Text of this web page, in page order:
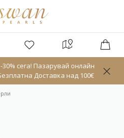
сега! Пазарувай онлайн
Доставка над 100€